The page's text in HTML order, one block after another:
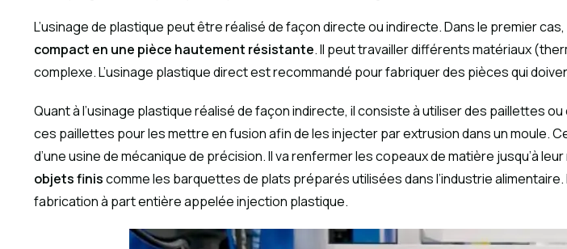
L’usinage de plastique peut être réalisé de façon directe ou indirecte. Dans le premier
compact en une pièce hautement résistante. Il peut travailler différents matériaux
complexe. L’usinage plastique direct est recommandé pour fabriquer des pièces qui
Quant à l’usinage plastique réalisé de façon indirecte, il consiste à utiliser des paillettes
ces paillettes pour les mettre en fusion afin de les injecter par extrusion dans un moule.
d’une usine de mécanique de précision. Il va renfermer les copeaux de matière jusqu’à
objets finiscomme les barquettes de plats préparés utilisées dans l’industrie
fabrication à part entière appelée injection plastique.